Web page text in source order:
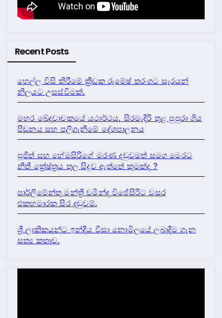
Recent Posts
හෙල්ල විසි කිරීමේ ක්‍රීඩක රුමේෂ් තරංගට සැරයන්
නිලයට උසස්වීමක්.
මහර ඛේදවාචකයේ යථාර්ථය, සිරමැදිරි තුළ පුපුරා ගිය
පීඩනය සහ පලිගැනීමේ දේශපාලනය
පූජිත් සහ හේමසිරිගේ මරණ දඩුවමත් සමග මෙරට
නීතී ක්‍රේෂ්ත්‍රය තුල සිදුව ඇත්තේ කුමක්ද ?
පාර්ලිමේන්තු මන්ත්‍රී චමින්ද විජේසිරිට වසර
එකහමාරක සිර දඬුවම්.
ශ්‍රී ලාකිකයන්ට ඉන්දීය වීසා නොමිලයේ ලබාදීම ගැන
සත්‍ය කතාව.